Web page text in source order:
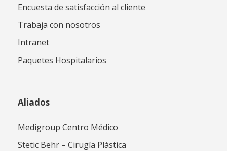
Encuesta de satisfacción al cliente
Trabaja con nosotros
Intranet
Paquetes Hospitalarios
Aliados
Medigroup Centro Médico
Stetic Behr – Cirugía Plástica